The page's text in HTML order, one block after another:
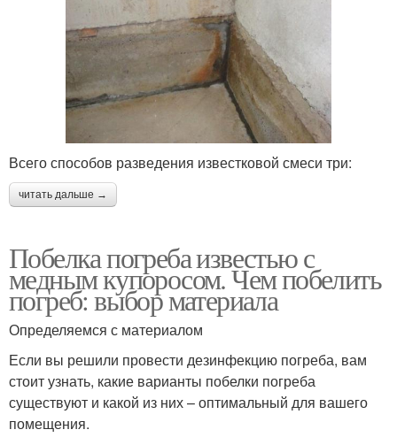
Всего способов разведения известковой смеси три:
читать дальше →
Побелка погреба известью с
медным купоросом. Чем побелить
погреб: выбор материала
Определяемся с материалом
Если вы решили провести дезинфекцию погреба, вам
стоит узнать, какие варианты побелки погреба
существуют и какой из них – оптимальный для вашего
помещения.